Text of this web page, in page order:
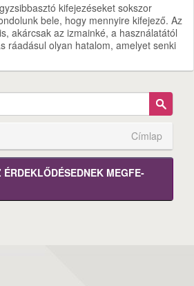
kifejezéseket sokszor
bele, hogy mennyire kifejező. Az
akárcsak az izmainké, a használatától
ráadásul olyan hatalom, amelyet senki
Címlap
ÉRDEK­LŐDÉ­SEDNEK MEGFE­